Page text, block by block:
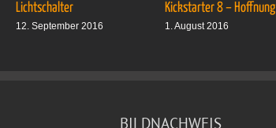
Lichtschalter
12. September 2016
Kickstarter 8 – Hoffnung
1. August 2016
BILDNACHWEIS